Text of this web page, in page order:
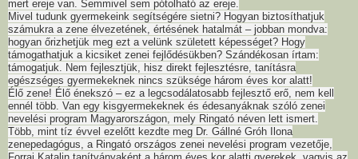
mert ereje van. Semmivel sem pótolható az ereje.
Mivel tudunk gyermekeink segítségére sietni? Hogyan biztosíthatjuk
számukra a zene élvezetének, értésének hatalmát – jobban mondva:
hogyan őrizhetjük meg ezt a velünk született képességet? Hogy
támogathatjuk a kicsiket zenei fejlődésükben? Szándékosan írtam:
támogatjuk. Nem fejlesztjük, hisz direkt fejlesztésre, tanításra
egészséges gyermekeknek nincs szüksége három éves kor alatt!
Élő zene! Élő énekszó – ez a legcsodálatosabb fejlesztő erő, nem kell
ennél több. Van egy kisgyermekeknek és édesanyáknak szóló zenei
nevelési program Magyarországon, mely Ringató néven lett ismert.
Több, mint tíz évvel ezelőtt kezdte meg Dr. Gállné Gróh Ilona
zenepedagógus, a Ringató országos zenei nevelési program vezetője,